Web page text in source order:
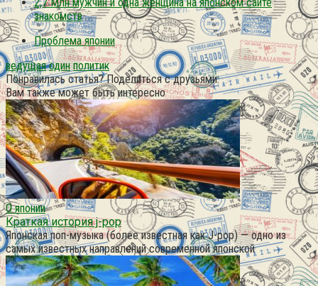
знакомств
Проблема японии
ведущая один политик
Понравилась статья? Поделиться с друзьями:
Вам также может быть интересно
О японии
Краткая история j-pop
Японская поп-музыка (более известная как J-pop) — одно из
самых известных направлений современной японской